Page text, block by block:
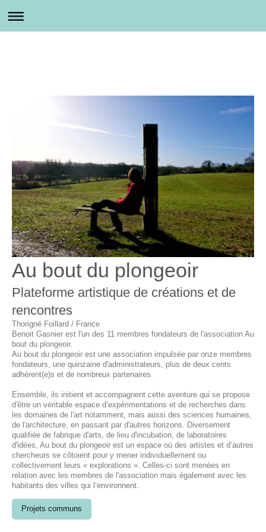
Au bout du plongeoir
Plateforme artistique de créations et de
rencontres
Thorigné Foillard / France
Benoit Gasnier est l'un des 11 membres fondateurs de l'association Au
bout du plongeoir.
Au bout du plongeoir est une association impulsée par onze membres
fondateurs, une quinzaine d'administrateurs, plus de deux cents
adhérent(e)s et de nombreux partenaires.
Ensemble, ils initient et accompagnent cette aventure qui se propose
d'être un véritable espace d’expérimentations et de recherches dans
les domaines de l'art notamment, mais aussi des sciences humaines,
de l'architecture, en passant par d'autres horizons. Diversement
qualifiée de fabrique d'arts, de lieu d'incubation, de laboratoires
d'idées, Au bout du plongeoir est un espace où des artistes et d’autres
chercheurs se côtoient pour y mener individuellement ou
collectivement leurs « explorations ». Celles-ci sont menées en
relation avec les membres de l'association mais également avec les
habitants des villes qui l’environnent.
Projets communs